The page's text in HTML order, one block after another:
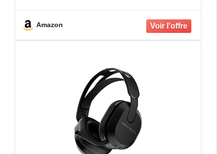
Gamer PS5 avec Microphone, Noir/Blanc
Amazon